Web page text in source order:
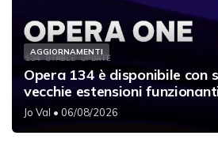
AGGIORNAMENTI
Opera 134 è disponibile con
vecchie estensioni
Jo Val • 06/08/2026